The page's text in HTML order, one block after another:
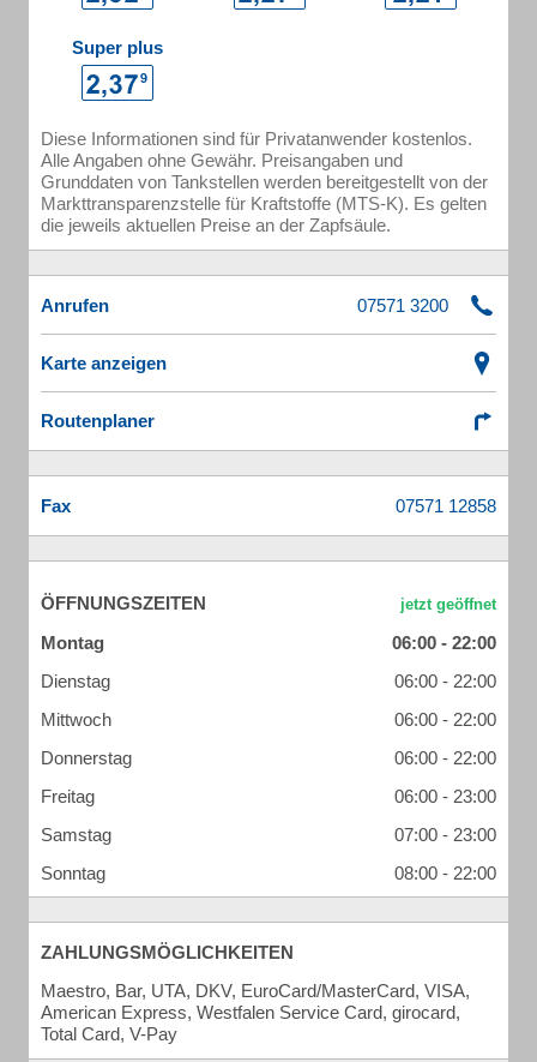
Super plus
Diese Informationen sind für Privatanwender kostenlos.
Alle Angaben ohne Gewähr. Preisangaben und
Grunddaten von Tankstellen werden bereitgestellt von der
Markttransparenzstelle für Kraftstoffe (MTS-K). Es gelten
die jeweils aktuellen Preise an der Zapfsäule.
Anrufen
Karte anzeigen
Routenplaner
Fax
ÖFFNUNGSZEITEN
Montag
06:00 - 22:00
Dienstag
06:00 - 22:00
Mittwoch
06:00 - 22:00
Donnerstag
06:00 - 22:00
Freitag
06:00 - 23:00
Samstag
07:00 - 23:00
Sonntag
08:00 - 22:00
ZAHLUNGSMÖGLICHKEITEN
Maestro, Bar, UTA, DKV, EuroCard/MasterCard, VISA,
American Express, Westfalen Service Card, girocard,
Total Card, V-Pay